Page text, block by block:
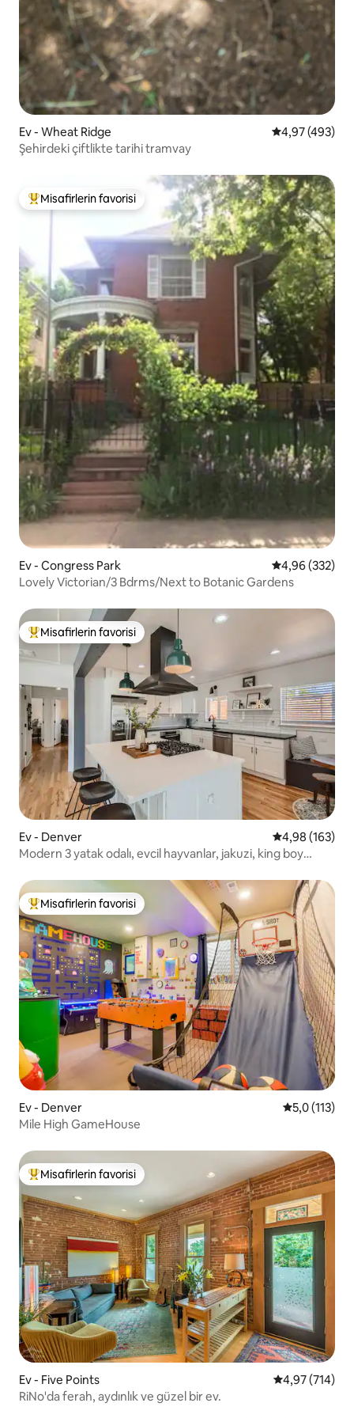
Ev - Wheat Ridge 5 üzerinden
4,97 (493)
Şehirdeki çiftlikte tarihi tramvay
Misafirlerin favorilerinden en beğenilenler arasında
Misafirlerin favorisi
Ev - Congress Park 5 üzerinden
4,96 (332)
Lovely Victorian/3 Bdrms/Next to Botanic Gardens
Misafirlerin favorilerinden en beğenilenler arasında
Misafirlerin favorisi
Ev - Denver 5 üzerinden
4,98 (163)
Modern 3 yatak odalı, evcil hayvanlar, jakuzi, king boy
Misafirlerin favorilerinden en beğenilenler arasında
Misafirlerin favorisi
Ev - Denver 5 üzerinden
5,0 (113)
Mile High GameHouse
Misafirlerin favorilerinden en beğenilenler arasında
Misafirlerin favorisi
Ev - Five Points 5 üzerinden
4,97 (714)
RiNo'da ferah, aydınlık ve güzel bir ev.